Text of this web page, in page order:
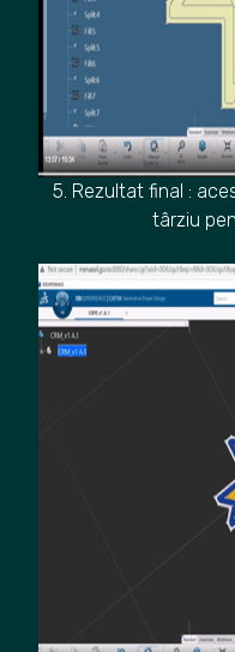
5. Rezultat final :
târziu